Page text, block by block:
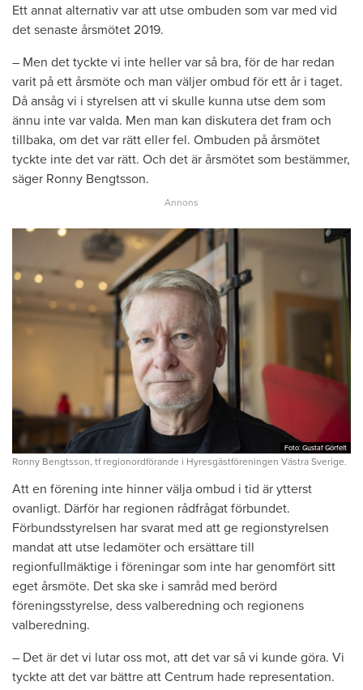
Ett annat alternativ var att utse ombuden som var med vid
det senaste årsmötet 2019.
– Men det tyckte vi inte heller var så bra, för de har redan
varit på ett årsmöte och man väljer ombud för ett år i taget.
Då ansåg vi i styrelsen att vi skulle kunna utse dem som
ännu inte var valda. Men man kan diskutera det fram och
tillbaka, om det var rätt eller fel. Ombuden på årsmötet
tyckte inte det var rätt. Och det är årsmötet som bestämmer,
säger Ronny Bengtsson.
Foto: Gustaf Görfelt
Foto: Gustaf Görfelt
Ronny Bengtsson, tf regionordförande i Hyresgästföreningen Västra Sverige.
Att en förening inte hinner välja ombud i tid är ytterst
ovanligt. Därför har regionen rådfrågat förbundet.
Förbundsstyrelsen har svarat med att ge regionstyrelsen
mandat att utse ledamöter och ersättare till
regionfullmäktige i föreningar som inte har genomfört sitt
eget årsmöte. Det ska ske i samråd med berörd
föreningsstyrelse, dess valberedning och regionens
valberedning.
– Det är det vi lutar oss mot, att det var så vi kunde göra. Vi
tyckte att det var bättre att Centrum hade representation.